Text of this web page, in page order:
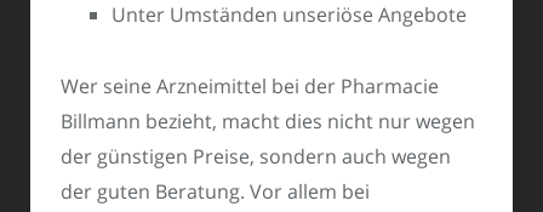
Unter Umständen unseriöse Angebote
Wer seine Arzneimittel bei der Pharmacie
Billmann bezieht, macht dies nicht nur wegen
der günstigen Preise, sondern auch wegen
der guten Beratung. Vor allem bei